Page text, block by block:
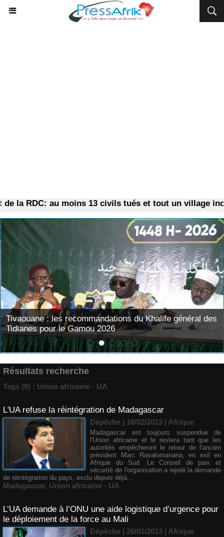
RDC: au moins 13 civils tués et tout un village
Tivaouane : les recommandations du Khalife général des
Tidianes pour le Gamou 2026
Résultats recherche
Tags (9) : Union africaine - UA
L'UA refuse la réintégration de Madagascar
Dépêche | 16/02/2013 | Afrique
Madagascar est toujours suspendue de
l'Union africaine et le restera tant que les
autorités empêcheront le retour de l'ancien
président Marc Ravalomanana, en exil en
Afrique du Sud. Le Conseil de paix et
sécurité de l'organisation a rejeté la demande
de réintégration du pays, exclu depuis déjà...
Madagascar, Union africaine - UA
L’UA demande à l’ONU une aide logistique d’urgence pour
le déploiement de la force au Mali
Dépêche | 26/01/2013 | Afrique